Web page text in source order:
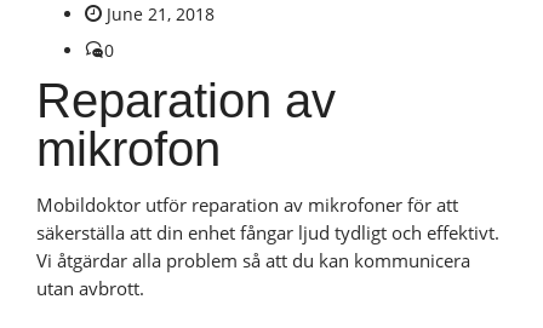
June 21, 2018
0
Reparation av
mikrofon
Mobildoktor utför reparation av mikrofoner för att
säkerställa att din enhet fångar ljud tydligt och effektivt.
Vi åtgärdar alla problem så att du kan kommunicera
utan avbrott.